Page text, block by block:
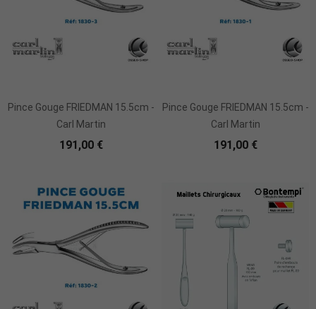
Pince Gouge FRIEDMAN 15.5cm -
Carl Martin
191,00 €
Pince Gouge FRIEDMAN 15.5cm -
Carl Martin
191,00 €